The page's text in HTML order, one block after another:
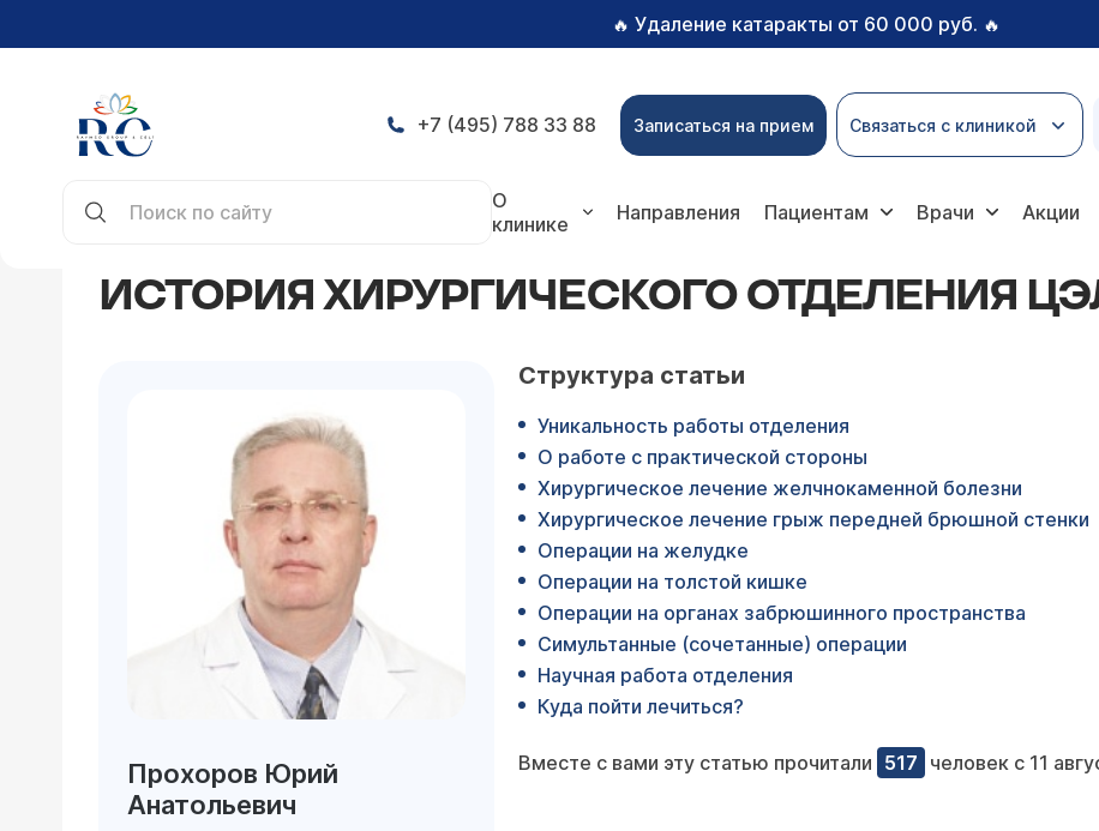
🔥 Удаление катаракты от 60 000 руб. 🔥
+7 (495) 788 33 88 Записаться на прием Связаться с клиникой
О
клинике
Направления Пациентам Врачи Акции
ИСТОРИЯ ХИРУРГИЧЕСКОГО ОТДЕЛЕНИЯ
Прохоров Юрий
Анатольевич
Структура статьи
Уникальность работы отделения
О работе с практической стороны
Хирургическое лечение желчнокаменной болезни
Хирургическое лечение грыж передней брюшной стенки
Операции на желудке
Операции на толстой кишке
Операции на органах забрюшинного пространства
Симультанные (сочетанные) операции
Научная работа отделения
Куда пойти лечиться?
Вместе с вами эту статью прочитали 517 человек с 11